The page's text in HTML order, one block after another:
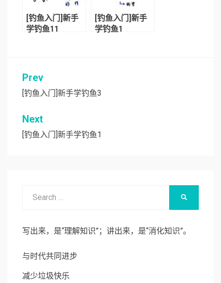
[钓鱼入门]新手
学钓鱼11
[钓鱼入门]新手
学钓鱼1
文
章
导
航
Prev
[钓鱼入门]新手学钓鱼3
Next
[钓鱼入门]新手学钓鱼1
写出来，是“理解知识”；讲出来，是“消化知识”。
与时代共同进步
减少垃圾快乐